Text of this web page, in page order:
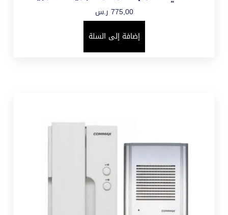
775,00 ر.س
إضافة إلى السلة